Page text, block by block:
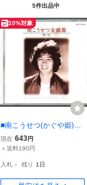
5件出品中
10%対象
■南こうせつ(かぐや姫)■
ベスト・アルバム■「全曲
集」■♪夢一夜♪旅立つ想い
093■1994/11/21発売■美
品■
現在 643円
＋送料190円
入札 - 残り 1日